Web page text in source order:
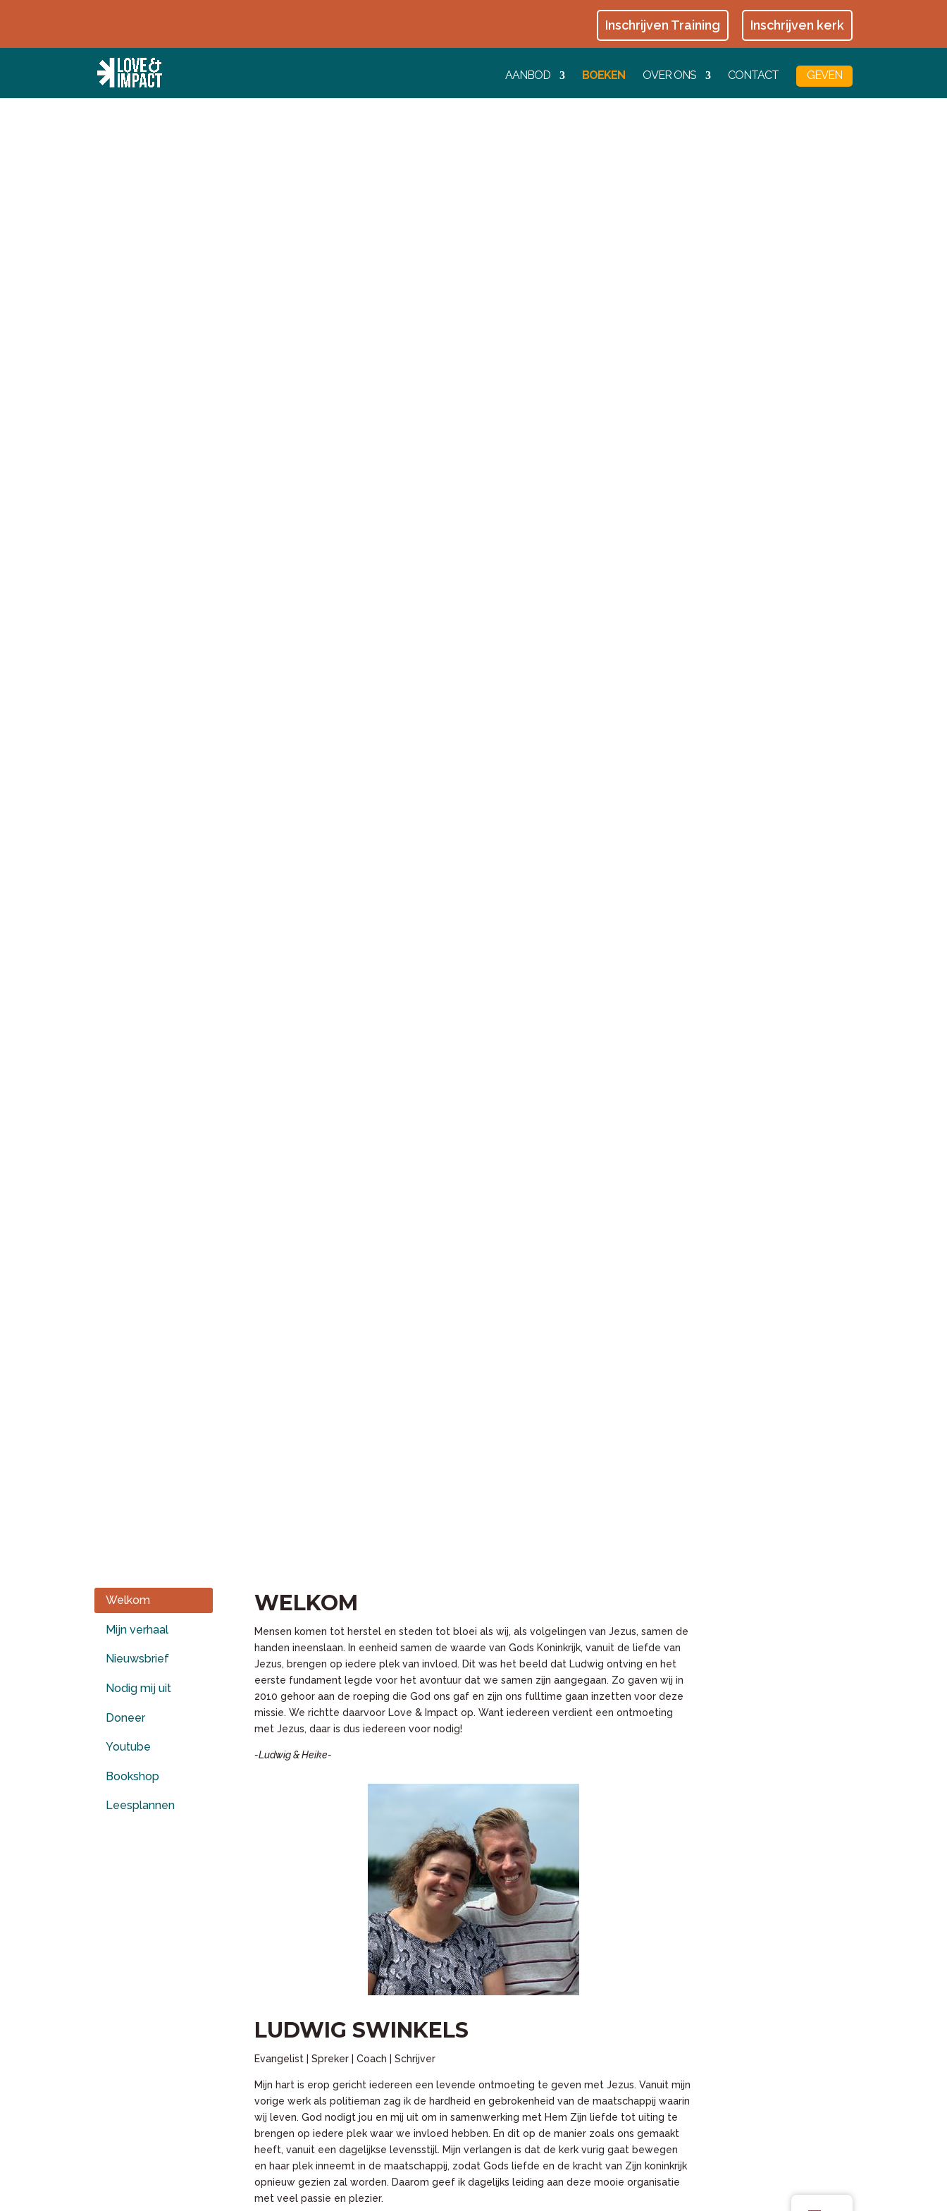
Inschrijven Training Inschrijven kerk
AANBOD BOEKEN OVER ONS CONTACT GEVEN
Welkom
Mijn verhaal
Nieuwsbrief
Nodig mij uit
Doneer
Youtube
Bookshop
Leesplannen
WELKOM
Mensen komen tot herstel en steden tot bloei als wij, als volgelingen van Jezus, samen de
handen ineenslaan. In eenheid samen de waarde van Gods Koninkrijk, vanuit de liefde van
Jezus, brengen op iedere plek van invloed. Dit was het beeld dat Ludwig ontving en het
eerste fundament legde voor het avontuur dat we samen zijn aangegaan. Zo gaven wij in
2010 gehoor aan de roeping die God ons gaf en zijn ons fulltime gaan inzetten voor deze
missie. We richtte daarvoor Love & Impact op. Want iedereen verdient een ontmoeting
met Jezus, daar is dus iedereen voor nodig!
-Ludwig & Heike-
LUDWIG SWINKELS
Evangelist | Spreker | Coach | Schrijver
Mijn hart is erop gericht iedereen een levende ontmoeting te geven met Jezus. Vanuit mijn
vorige werk als politieman zag ik de hardheid en gebrokenheid van de maatschappij waarin
wij leven. God nodigt jou en mij uit om in samenwerking met Hem Zijn liefde tot uiting te
brengen op iedere plek waar we invloed hebben. En dit op de manier zoals ons gemaakt
heeft, vanuit een dagelijkse levensstijl. Mijn verlangen is dat de kerk vurig gaat bewegen
en haar plek inneemt in de maatschappij, zodat Gods liefde en de kracht van Zijn koninkrijk
opnieuw gezien zal worden. Daarom geef ik dagelijks leiding aan deze mooie organisatie
met veel passie en plezier.